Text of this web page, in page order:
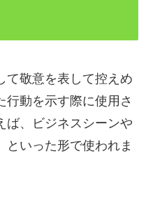
て敬意を表して控えめ
動を示す際に使用さ
ば、ビジネスシーンや
いった形で使われま